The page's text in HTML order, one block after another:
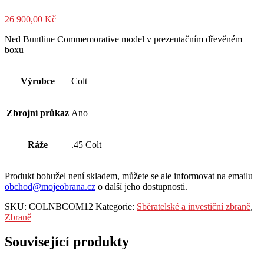
26 900,00 Kč
Ned Buntline Commemorative model v prezentačním dřevěném
boxu
Výrobce Colt
Zbrojní průkaz Ano
Ráže .45 Colt
Produkt bohužel není skladem, můžete se ale informovat na emailu
obchod@mojeobrana.cz o další jeho dostupnosti.
SKU: COLNBCOM12 Kategorie: Sběratelské a investiční zbraně,
Zbraně
Související produkty